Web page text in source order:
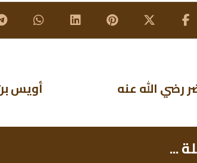
رضي الله عنه أويس
...